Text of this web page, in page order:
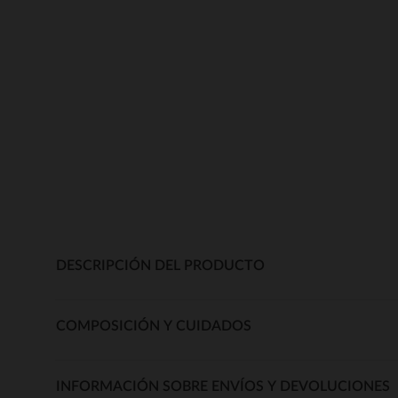
DESCRIPCIÓN DEL PRODUCTO
COMPOSICIÓN Y CUIDADOS
INFORMACIÓN SOBRE ENVÍOS Y DEVOLUCIONES